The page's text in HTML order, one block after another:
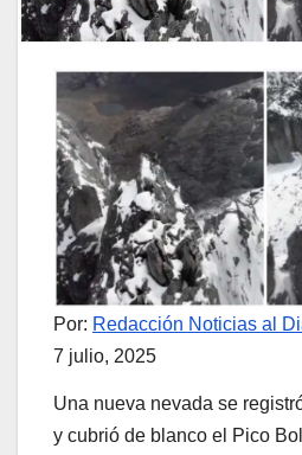
Por: Redacción Noticias al
7 julio, 2025
Una nueva nevada se
y cubrió de blanco el Pico